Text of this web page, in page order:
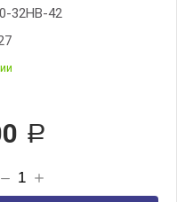
32HB-42
Р